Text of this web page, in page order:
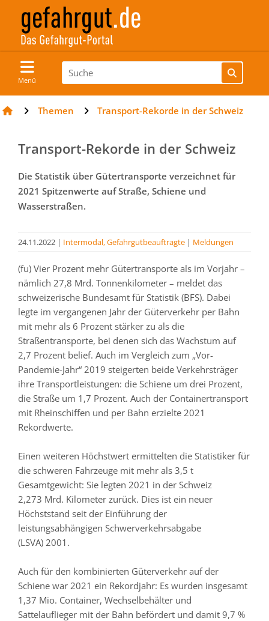
Menü
Themen Transport-Rekorde in der Schweiz
Transport-Rekorde in der Schweiz
Die Statistik über Gütertransporte verzeichnet für
2021 Spitzenwerte auf Straße, Schiene und
Wasserstraßen.
24.11.2022 | Intermodal, Gefahrgutbeauftragte | Meldungen
(fu) Vier Prozent mehr Gütertransporte als im Vorjahr –
nämlich 27,8 Mrd. Tonnenkilometer – meldet das
schweizerische Bundesamt für Statistik (BFS). Dabei
legte im vergangenen Jahr der Güterverkehr per Bahn
mit mehr als 6 Prozent stärker zu als die
Straßentransporte, bei denen sich das Wachstum auf
2,7 Prozent belief. Auch im Vergleich zum „Vor-
Pandemie-Jahr“ 2019 steigerten beide Verkehrsträger
ihre Transportleistungen: die Schiene um drei Prozent,
die Straße um 1,7 Prozent. Auch der Containertransport
mit Rheinschiffen und per Bahn erzielte 2021
Rekordwerte.
Einen weiteren Höchstwert ermittelten die Statistiker für
die schweren Fahrzeuge mit mehr als 3,5 t
Gesamtgewicht: Sie legten 2021 in der Schweiz
2,273 Mrd. Kilometer zurück. Dies ist ein neuer
Höchststand seit der Einführung der
leistungsabhängigen Schwerverkehrsabgabe
(LSVA) 2001.
Auch für den kombinierten Güterverkehr auf der
Schiene war 2021 ein Rekordjahr: Es wurden insgesamt
1,37 Mio. Container, Wechselbehälter und
Sattelauflieger mit der Bahn befördert und damit 9,7 %